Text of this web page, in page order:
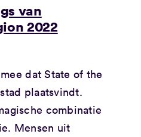
van
2022
dat State of the
plaatsvindt.
combinatie
Mensen uit